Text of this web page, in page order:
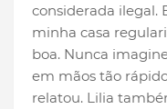
considerada ilegal.
minha casa
boa. Nunca
em mãos tão
relatou. Lilia